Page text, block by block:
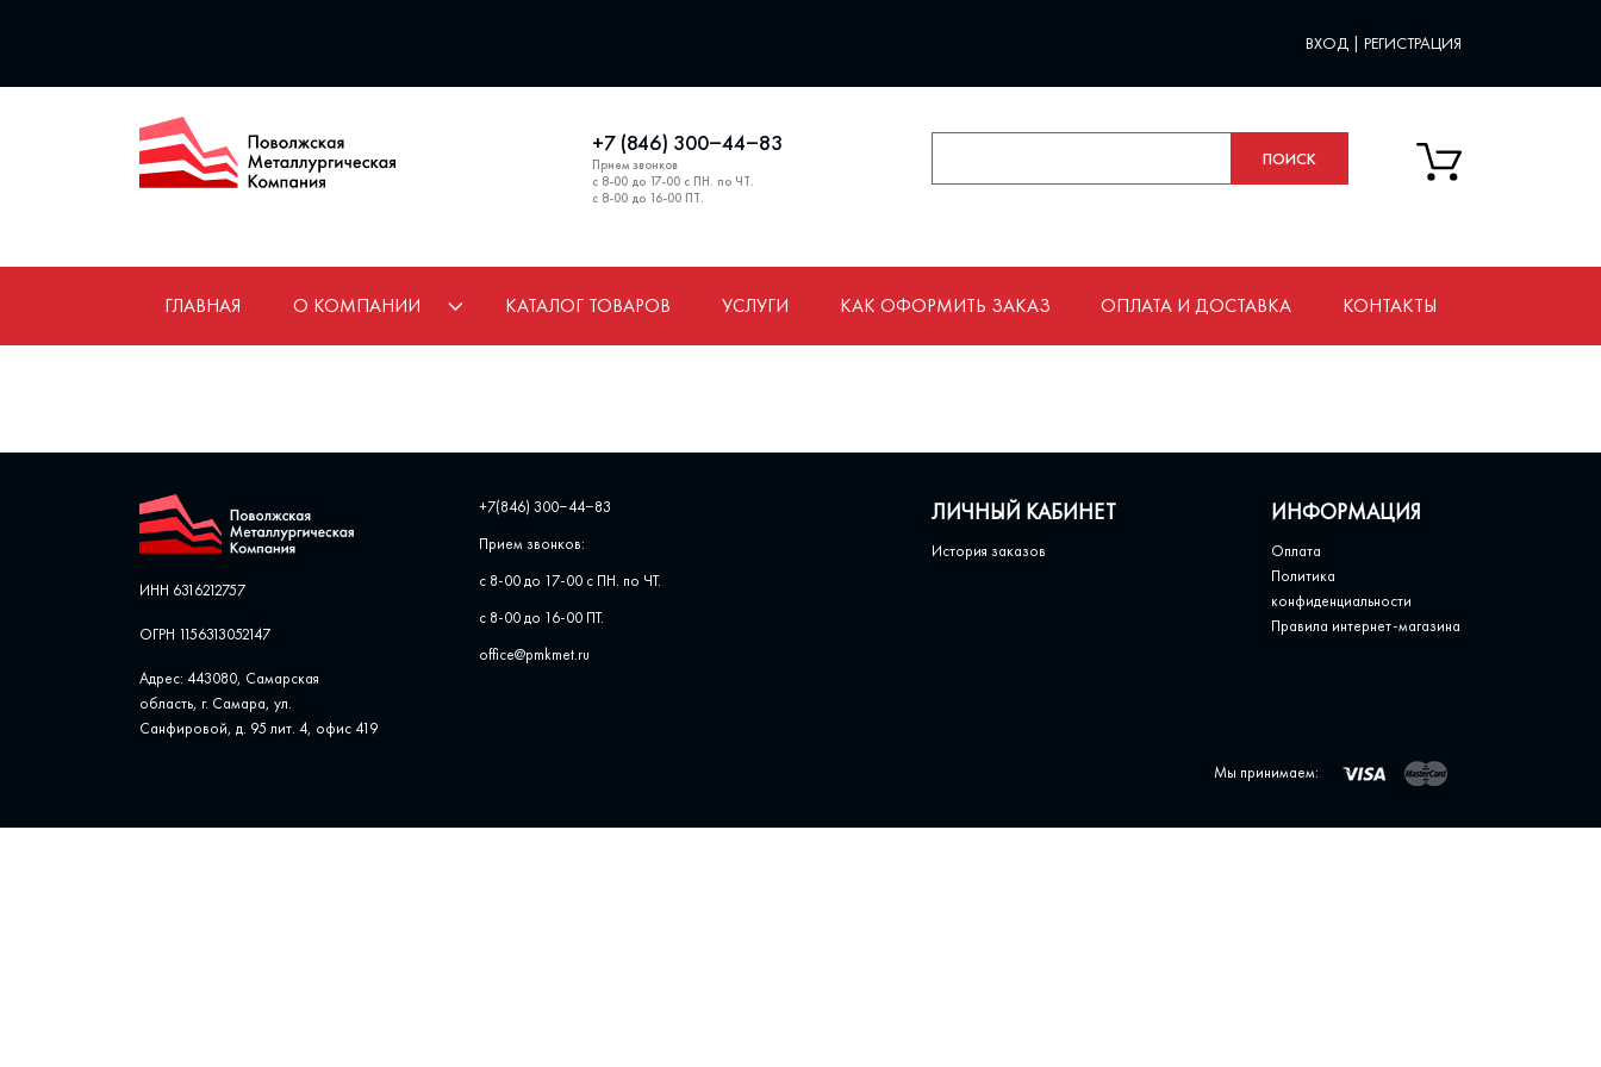
ВХОД | РЕГИСТРАЦИЯ
+7 (846) 300‒44‒83
Прием звонков
с 8-00 до 17-00 с ПН. по ЧТ.
с 8-00 до 16-00 ПТ.
ГЛАВНАЯ О КОМПАНИИ КАТАЛОГ ТОВАРОВ УСЛУГИ КАК ОФОРМИТЬ ЗАКАЗ ОПЛАТА И ДОСТАВКА КОНТАКТЫ
ИНН 6316212757
ОГРН 1156313052147
Адрес: 443080, Самарская
область, г. Самара, ул. ​
Санфировой, д. 95 лит. 4, офис ​419
+7(846) 300‒44‒83
Прием звонков:
с 8-00 до 17-00 с ПН. по ЧТ.
с 8-00 до 16-00 ПТ.
office@pmkmet.ru
ЛИЧНЫЙ КАБИНЕТ
История заказов
ИНФОРМАЦИЯ
Оплата
Политика
конфиденциальности
Правила интернет-магазина
Мы принимаем: